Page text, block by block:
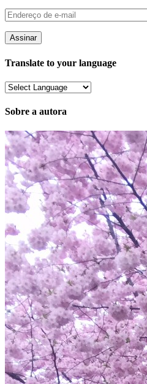
Endereço
e-
mail
Translate to your language
Sobre a autora